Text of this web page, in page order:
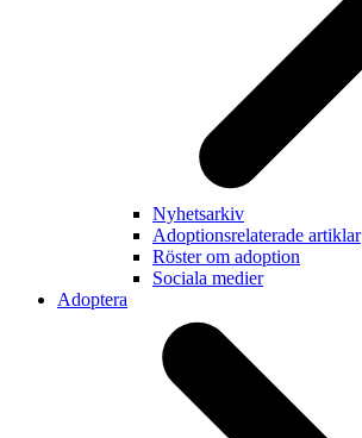
Nyhetsarkiv
Adoptionsrelaterade artiklar
Röster om adoption
Sociala medier
Adoptera